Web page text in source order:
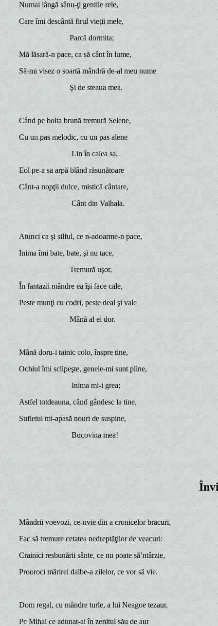
Numai lângă sânu-ţi geniile rele,
Care îmi descântă firul vieţii mele,
Parcă dormita;
Mă lăsară-n pace, ca să cânt în lume,
Să-mi visez o soartă mândră de-al meu nume
Şi de steaua mea.
Când pe bolta brună tremură Selene,
Cu un pas melodic, cu un pas alene
Lin în calea sa,
Eol pe-a sa arpă blând răsunătoare
Cânt-a nopţii dulce, mistică cântare,
Cânt din Valhala.
Atunci ca şi silful, ce n-adoarme-n pace,
Inima îmi bate, bate, şi nu tace,
Tremură uşor,
În fantazii mândre ea îşi face cale,
Peste munţi cu codri, peste deal şi vale
Mână al ei dor.
Mână doru-i tainic colo, înspre tine,
Ochiul îmi sclipeşte, genele-mi sunt pline,
Inima mi-i grea;
Astfel totdeauna, când gândesc la tine,
Sufletul mi-apasă nouri de suspine,
Bucovina mea!
Mândrii voevozi, ce-nvie din a cronicelor bracuri,
Fac să tremure cetatea nedreptăţilor de veacuri:
Crainici resbunării sânte, ce nu poate să’ntârzie,
Prooroci mărirei dalbe-a zilelor, ce vor să vie.
Dom regal, cu mândre turle, a lui Neagoe tezaur,
Pe Mihai ce adunat-ai în zenitul său de aur